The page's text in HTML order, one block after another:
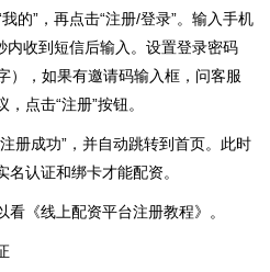
的”，再点击“注册/登录”。输入手机
内收到短信后输入。设置登录密码
），如果有邀请码输入框，问客服
点击“注册”按钮。
册成功”，并自动跳转到首页。此时
认证和绑卡才能配资。
《线上配资平台注册教程》。